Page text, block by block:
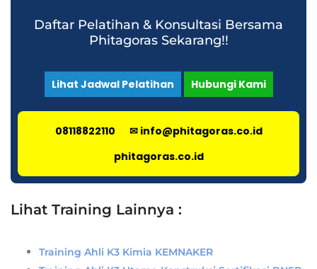
Daftar Pelatihan & Konsultasi Bersama
Phitagoras Sekarang!!
Lihat Jadwal Pelatihan Hubungi Kami
08118822110
✉ info@phitagoras.co.id
phitagoras.co.id
Lihat Training Lainnya :
Training Ahli K3 Kimia KEMNAKER